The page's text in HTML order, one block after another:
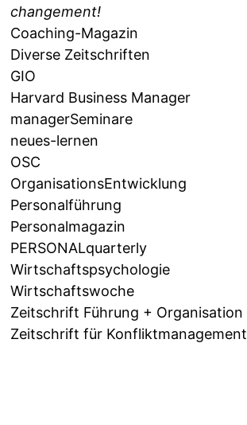
changement!
Coaching-Magazin
Diverse Zeitschriften
GIO
Harvard Business Manager
managerSeminare
neues-lernen
OSC
OrganisationsEntwicklung
Personalführung
Personalmagazin
PERSONALquarterly
Wirtschaftspsychologie
Wirtschaftswoche
Zeitschrift Führung + Organisation
Zeitschrift für Konfliktmanagement